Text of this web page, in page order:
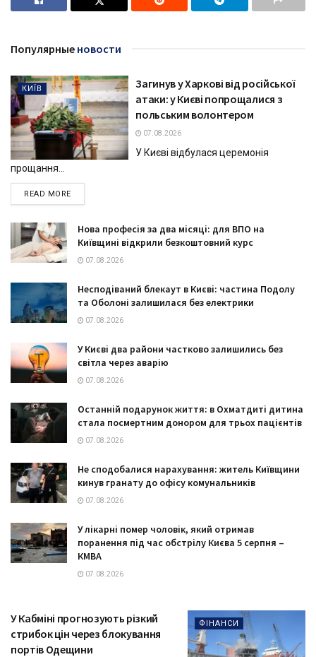
Популярные новости
КИЇВ
Загинув у Харкові від російської
атаки: у Києві попрощалися з
польським волонтером
07.08.2026
У Києві відбулася церемонія
прощання...
READ MOREDETAILS
Нова професія за два місяці: для ВПО на
Київщині відкрили безкоштовний курс
07.08.2026
Несподіваний блекаут в Києві: частина Подолу
та Оболоні залишилася без електрики
07.08.2026
У Києві два райони частково залишились без
світла через аварію
07.08.2026
Останній подарунок життя: в Охматдиті дитина
стала посмертним донором для трьох пацієнтів
07.08.2026
Не сподобалися нарахування: житель Київщини
кинув гранату до офісу комунальників
07.08.2026
У лікарні помер чоловік, який отримав
поранення під час обстрілу Києва 5 серпня –
КМВА
07.08.2026
ФІНАНСИ
У Кабміні прогнозують різкий
стрибок цін через блокування
портів Одещини